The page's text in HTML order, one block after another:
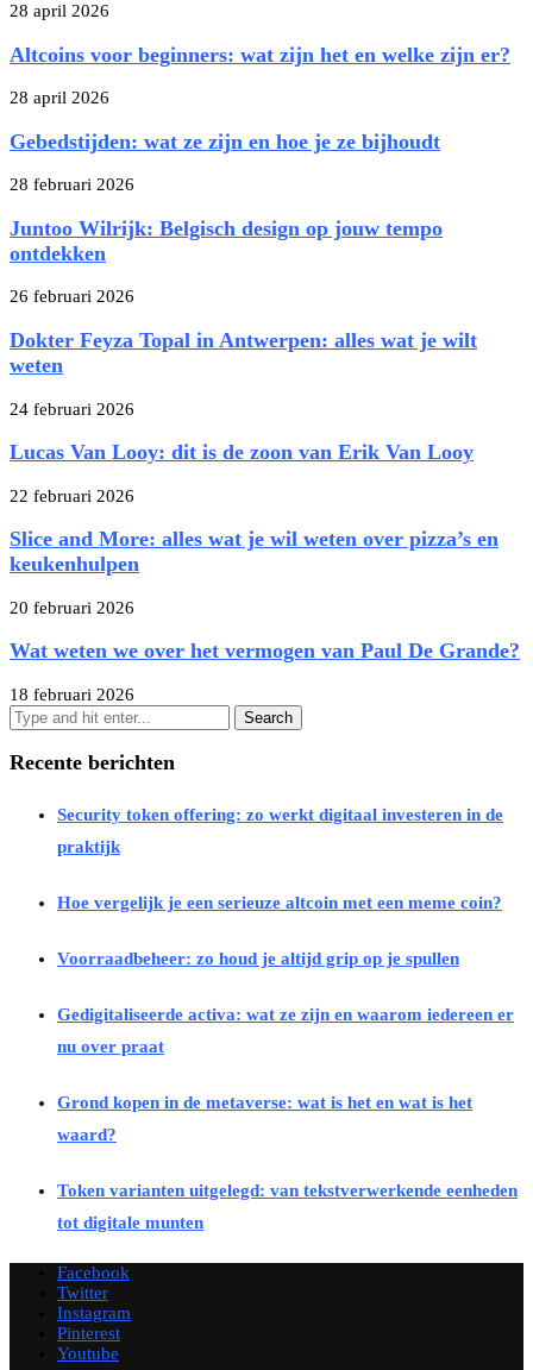
28 april 2026
Altcoins voor beginners: wat zijn het en welke zijn er?
28 april 2026
Gebedstijden: wat ze zijn en hoe je ze bijhoudt
28 februari 2026
Juntoo Wilrijk: Belgisch design op jouw tempo
ontdekken
26 februari 2026
Dokter Feyza Topal in Antwerpen: alles wat je wilt
weten
24 februari 2026
Lucas Van Looy: dit is de zoon van Erik Van Looy
22 februari 2026
Slice and More: alles wat je wil weten over pizza’s en
keukenhulpen
20 februari 2026
Wat weten we over het vermogen van Paul De Grande?
18 februari 2026
Recente berichten
Security token offering: zo werkt digitaal investeren in de
praktijk
Hoe vergelijk je een serieuze altcoin met een meme coin?
Voorraadbeheer: zo houd je altijd grip op je spullen
Gedigitaliseerde activa: wat ze zijn en waarom iedereen er
nu over praat
Grond kopen in de metaverse: wat is het en wat is het
waard?
Token varianten uitgelegd: van tekstverwerkende eenheden
tot digitale munten
Facebook
Twitter
Instagram
Pinterest
Youtube